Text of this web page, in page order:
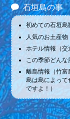
石垣島の事
初めての石垣島
人気のお土産
ホテル情報（
この季節どん
離島情報（竹
島は島によって
ですよ！）